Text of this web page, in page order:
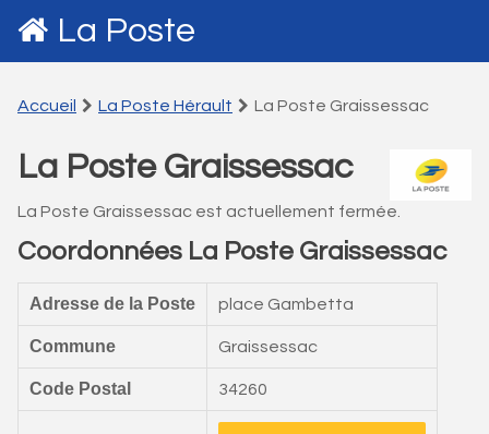
La Poste
Accueil La Poste Hérault La Poste Graissessac
La Poste Graissessac
La Poste Graissessac est actuellement fermée.
Coordonnées La Poste Graissessac
Adresse de la Poste place Gambetta
Commune Graissessac
Code Postal 34260